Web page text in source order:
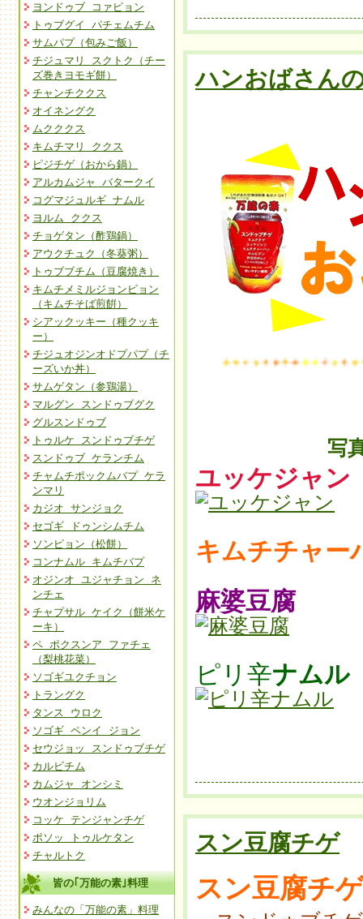
ヨンドゥブ コァピョン
トゥブグイ パチェムチム
サムパプ（包みご飯）
チジュマリ スクトク（チー
ズ巻きヨモギ餅）
チャンチククス
オイネングク
ムクククス
キムチマリ ククス
ピジチゲ（おから鍋）
アルカムジャ バタークイ
コグマジュルギ ナムル
ヨルム ククス
チョゲタン（酢鶏鍋）
アウクチュク（冬葵粥）
トゥブブチム（豆腐焼き）
キムチメミルジョンビョン
（キムチそば煎餠）
シアックッキー（種クッキ
ー）
チジュオジンオドプパプ（チ
ーズいか丼）
サムゲタン（参鶏湯）
マルグン スンドゥブグク
グルスンドゥブ
トゥルケ スンドゥブチゲ
スンドゥブ ケランチム
チャムチポックムバプ ケラ
ンマリ
カジオ サンジョク
セゴギ ドゥンシムチム
ソンピョン（松餅）
コンナムル キムチバプ
オジンオ ユジャチョン ネ
ンチェ
チャプサル ケイク（餅米ケ
ーキ）
ペ ポクスンア ファチェ
（梨桃花菜）
ソゴギユクチョン
トラングク
タンス ウロク
ソゴギ ペンイ ジョン
セウジョッ スンドゥブチゲ
カルビチム
カムジャ オンシミ
ウオンジョリム
コッケ テンジャンチゲ
ポソッ トゥルケタン
チャルトク
皆の｢万能の素｣料理
みんなの「万能の素」料理
ハンおばさん
写
ユッケジャン
キムチチャー
麻婆豆腐
ピリ辛ナムル
スン豆腐チゲ
スン豆腐チゲ